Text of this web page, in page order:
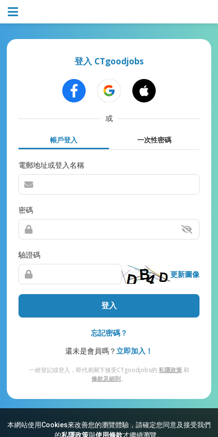
本網站使用Cookies來改善您的瀏覽體驗，請確定您同意及接受我們
的私隱政策與使用條款才繼續瀏覽。
登入 CTgoodjobs
或
帳戶登入 一次性密碼
電郵地址或登入名稱
密碼
驗證碼
更新圖像
登入
忘記密碼？
還未是會員嗎？ 立即加入！
一經登記或登入，即代表閣下接受CTgoodjobs的 私隱政策和
條款及細則。
網站索引 常見問題 私隱 條款及細則